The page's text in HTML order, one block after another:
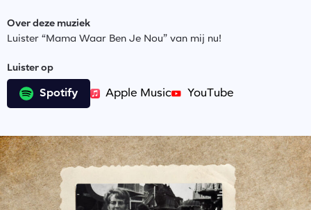
Over deze muziek
Luister “Mama Waar Ben Je Nou” van mij nu!
Luister op
Spotify Apple Music YouTube